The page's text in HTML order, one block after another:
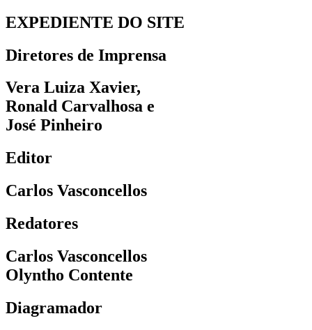
EXPEDIENTE DO SITE
Diretores de Imprensa
Vera Luiza Xavier,
Ronald Carvalhosa e
José Pinheiro
Editor
Carlos Vasconcellos
Redatores
Carlos Vasconcellos
Olyntho Contente
Diagramador